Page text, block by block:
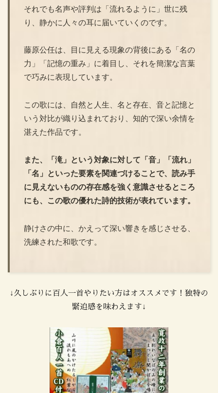
それでも名声や評判は「流れるように」世に残
り、静かに人々の耳に届いていくのです。
藤原公任は、目に見える現象の背後にある「名の
力」「記憶の重み」に着目し、それを簡潔な言葉
で巧みに表現しています。
この歌には、自然と人生、名と存在、音と記憶と
いう対比が織り込まれており、知的で深い余情を
湛えた作品です。
また、「滝」という対象に対して「音」「流れ」
「名」といった要素を関連づけることで、読み手
に見えないものの存在感を強く意識させるところ
にも、この歌の優れた詩的技術が表れています。
静けさの中に、かえって深い響きを感じさせる、
洗練された和歌です。
↓久しぶりに百人一首やりたい方はオススメです！独特の
緊迫感を味わえます↓